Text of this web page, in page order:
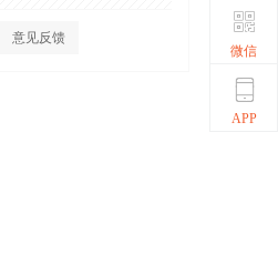
意见反馈
微信
APP